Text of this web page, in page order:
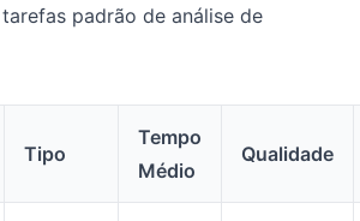
padrão de análise de
Tipo
Tempo
Médio
Qualidade